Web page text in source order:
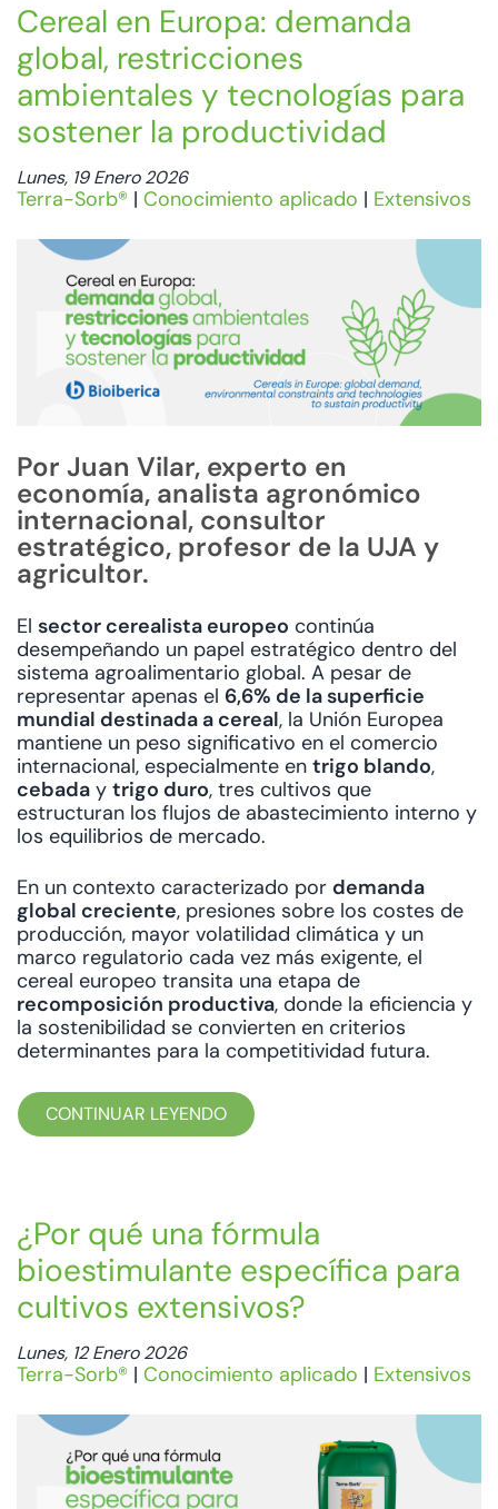
Cereal en Europa: demanda
global, restricciones
ambientales y tecnologías para
sostener la productividad
Lunes, 19 Enero 2026
Terra-Sorb® | Conocimiento aplicado | Extensivos
Por Juan Vilar, experto en
economía, analista agronómico
internacional, consultor
estratégico, profesor de la UJA y
agricultor.
El sector cerealista europeo continúa
desempeñando un papel estratégico dentro del
sistema agroalimentario global. A pesar de
representar apenas el 6,6% de la superficie
mundial destinada a cereal, la Unión Europea
mantiene un peso significativo en el comercio
internacional, especialmente en trigo blando,
cebada y trigo duro, tres cultivos que
estructuran los flujos de abastecimiento interno y
los equilibrios de mercado.
En un contexto caracterizado por demanda
global creciente, presiones sobre los costes de
producción, mayor volatilidad climática y un
marco regulatorio cada vez más exigente, el
cereal europeo transita una etapa de
recomposición productiva, donde la eficiencia y
la sostenibilidad se convierten en criterios
determinantes para la competitividad futura.
CONTINUAR LEYENDO
¿Por qué una fórmula
bioestimulante específica para
cultivos extensivos?
Lunes, 12 Enero 2026
Terra-Sorb® | Conocimiento aplicado | Extensivos